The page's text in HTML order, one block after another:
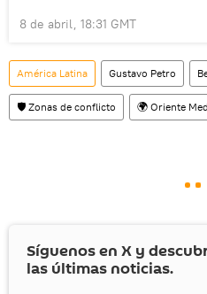
8 de abril, 18:31 GMT
América Latina Gustavo Petro
🛡️ Zonas de conflicto 🌍 Oriente
Síguenos en X y
las últimas noticias.